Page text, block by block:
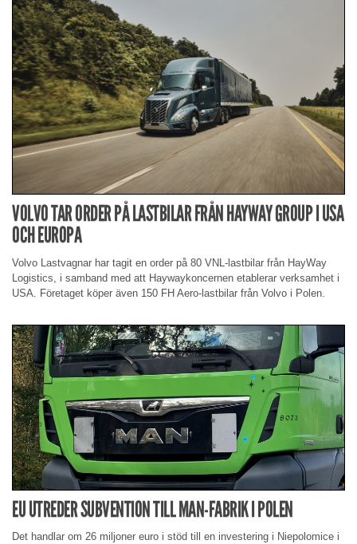
VOLVO TAR ORDER PÅ LASTBILAR FRÅN HAYWAY GROUP I USA
OCH EUROPA
Volvo Lastvagnar har tagit en order på 80 VNL-lastbilar från HayWay
Logistics, i samband med att Haywaykoncernen etablerar verksamhet i
USA. Företaget köper även 150 FH Aero-lastbilar från Volvo i Polen.
EU UTREDER SUBVENTION TILL MAN-FABRIK I POLEN
Det handlar om 26 miljoner euro i stöd till en investering i Niepolomice i